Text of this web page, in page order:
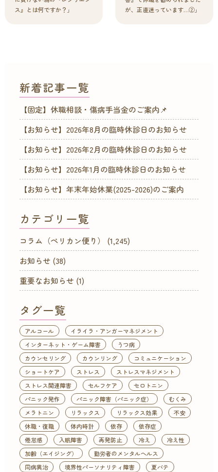
ス』とは何ですか？」
が、正直迷っています…②」
新着記事一覧
【固定】休職相談・傷病手当金のご案内📌
【お知らせ】2026年8月の臨時休診日のお知らせ
【お知らせ】2026年2月の臨時休診日のお知らせ
【お知らせ】2026年1月の臨時休診日のお知らせ
【お知らせ】年末年始休業(2025-2026)のご案内
カテゴリ一覧
コラム（ペリカン便り）
(1,245)
お知らせ (38)
重要なお知らせ (1)
タグ一覧
アルコール
イライラ・アンガーマネジメント
インターネット・ゲーム障害
うつ病
カウンセリング
カウンリング
コミュニケーション
ショートケア
ストレス
ストレスマネジメント
ストレス関連障害
セルフケア
セロトニン
パニック発作
パニック障害（パニック症）
むくみ
メラトニン
リラックス リラックス効果
不安
休職・復職
体内時計 依存
依存症
倦怠感
入眠障害 再発防止 冷え
冷え性
加齢（エイジング）
勤労者のメンタルヘルス
同病異治
境界性パーソナリティ障害
夏バテ